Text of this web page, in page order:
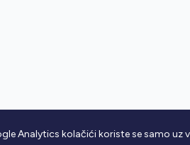
Analytics kolačići koriste se samo uz